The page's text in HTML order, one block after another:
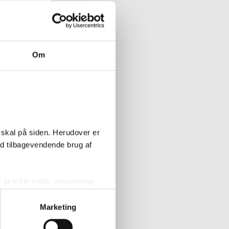
Om
på siden. Herudover er
tilbagevendende brug af
Marketing